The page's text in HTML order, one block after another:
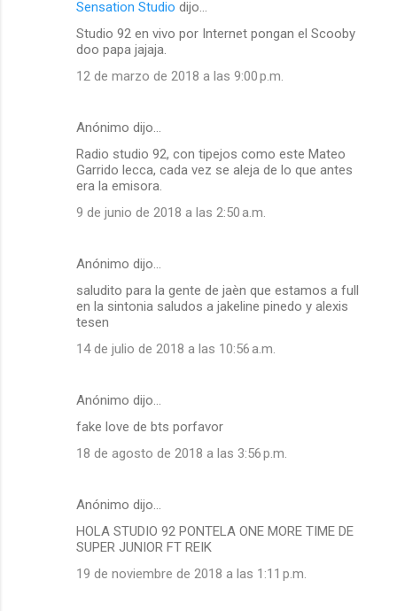
Sensation Studio dijo…
Studio 92 en vivo por Internet pongan el Scooby
doo papa jajaja.
12 de marzo de 2018 a las 9:00 p.m.
Anónimo dijo…
Radio studio 92, con tipejos como este Mateo
Garrido lecca, cada vez se aleja de lo que antes
era la emisora.
9 de junio de 2018 a las 2:50 a.m.
Anónimo dijo…
saludito para la gente de jaèn que estamos a full
en la sintonia saludos a jakeline pinedo y alexis
tesen
14 de julio de 2018 a las 10:56 a.m.
Anónimo dijo…
fake love de bts porfavor
18 de agosto de 2018 a las 3:56 p.m.
Anónimo dijo…
HOLA STUDIO 92 PONTELA ONE MORE TIME DE
SUPER JUNIOR FT REIK
19 de noviembre de 2018 a las 1:11 p.m.